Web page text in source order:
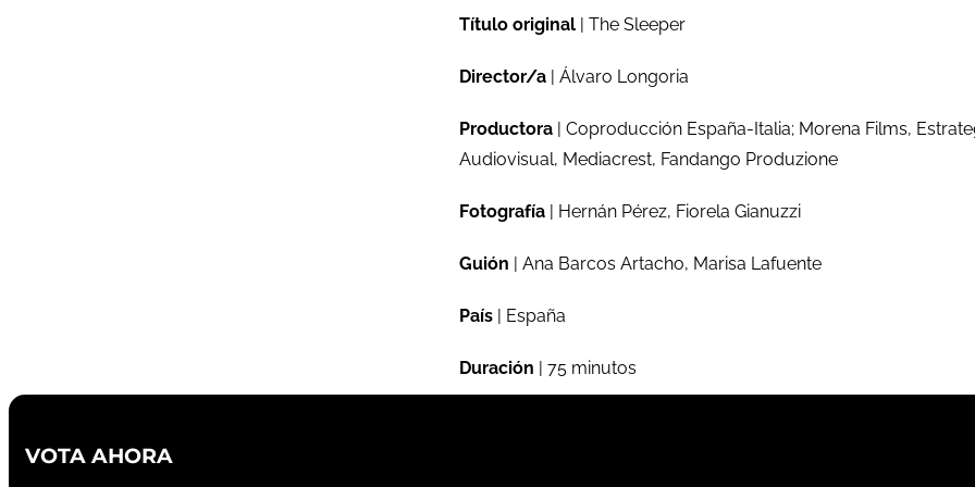
Título original | The Sleeper
Director/a | Álvaro Longoria
Productora | Coproducción España-Italia; Morena Films,
Audiovisual, Mediacrest, Fandango Produzione
Fotografía | Hernán Pérez, Fiorela Gianuzzi
Guión | Ana Barcos Artacho, Marisa Lafuente
País | España
Duración | 75 minutos
VOTA AHORA